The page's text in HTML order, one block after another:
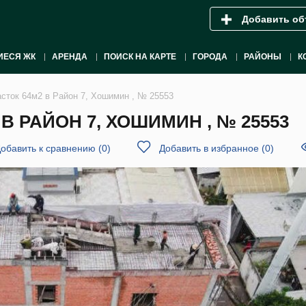
Добавить
ЖК АРЕНДА ПОИСК НА КАРТЕ ГОРОДА РАЙОНЫ
64м2 в Район 7, Хошимин , № 25553
РАЙОН 7, ХОШИМИН , № 25553
к сравнению (0) Добавить в избранное (0)